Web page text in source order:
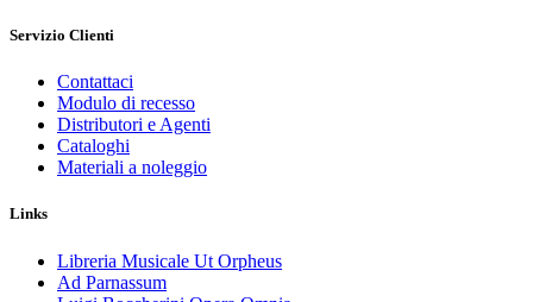
Servizio Clienti
Contattaci
Modulo di recesso
Distributori e Agenti
Cataloghi
Materiali a noleggio
Links
Libreria Musicale Ut Orpheus
Ad Parnassum